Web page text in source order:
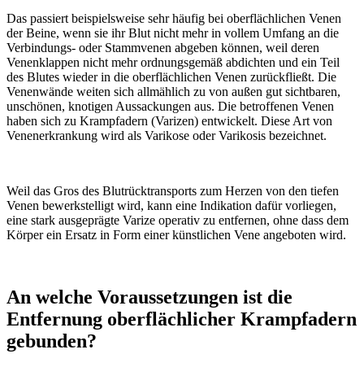
Das passiert beispielsweise sehr häufig bei oberflächlichen Venen
der Beine, wenn sie ihr Blut nicht mehr in vollem Umfang an die
Verbindungs- oder Stammvenen abgeben können, weil deren
Venenklappen nicht mehr ordnungsgemäß abdichten und ein Teil
des Blutes wieder in die oberflächlichen Venen zurückfließt. Die
Venenwände weiten sich allmählich zu von außen gut sichtbaren,
unschönen, knotigen Aussackungen aus. Die betroffenen Venen
haben sich zu Krampfadern (Varizen) entwickelt. Diese Art von
Venenerkrankung wird als Varikose oder Varikosis bezeichnet.
Weil das Gros des Blutrücktransports zum Herzen von den tiefen
Venen bewerkstelligt wird, kann eine Indikation dafür vorliegen,
eine stark ausgeprägte Varize operativ zu entfernen, ohne dass dem
Körper ein Ersatz in Form einer künstlichen Vene angeboten wird.
An welche Voraussetzungen ist die
Entfernung oberflächlicher Krampfadern
gebunden?